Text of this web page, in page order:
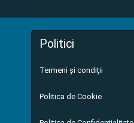
Politici
Termeni și condiții
Politica de Cookie